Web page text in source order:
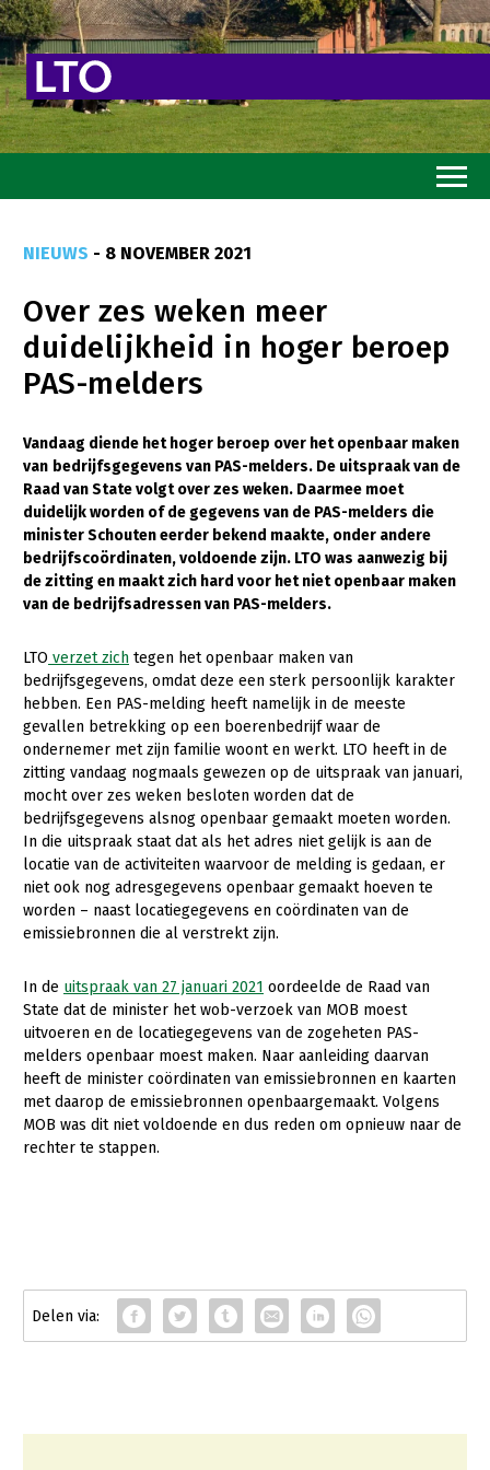
Goed eten
Mooi groen
Sterk ondernemerschap
Transitiepaden
Thema’s
Gezonde planten
Gezonde dieren
Natuur, klimaat en energie
Platteland en omgeving
Mens, ondernemerschap en onderwijs
Internationaal
Sectoren
Dier
Biologische Landbouw
Geitenhouderij
Konijnenhouderij
Melkveehouderij
Paardenhouderij
Pluimveehouderij
Plant
Akkerbouw
Multifunctionele landbouw
NIEUWS - 8 NOVEMBER 2021
Over zes weken meer
duidelijkheid in hoger beroep
PAS-melders
Vandaag diende het hoger beroep over het openbaar maken
van bedrijfsgegevens van PAS-melders. De uitspraak van de
Raad van State volgt over zes weken. Daarmee moet
duidelijk worden of de gegevens van de PAS-melders die
minister Schouten eerder bekend maakte, onder andere
bedrijfscoördinaten, voldoende zijn. LTO was aanwezig bij
de zitting en maakt zich hard voor het niet openbaar maken
van de bedrijfsadressen van PAS-melders.
LTO verzet zich tegen het openbaar maken van
bedrijfsgegevens, omdat deze een sterk persoonlijk karakter
hebben. Een PAS-melding heeft namelijk in de meeste
gevallen betrekking op een boerenbedrijf waar de
ondernemer met zijn familie woont en werkt. LTO heeft in de
zitting vandaag nogmaals gewezen op de uitspraak van januari,
mocht over zes weken besloten worden dat de
bedrijfsgegevens alsnog openbaar gemaakt moeten worden.
In die uitspraak staat dat als het adres niet gelijk is aan de
locatie van de activiteiten waarvoor de melding is gedaan, er
niet ook nog adresgegevens openbaar gemaakt hoeven te
worden – naast locatiegegevens en coördinaten van de
emissiebronnen die al verstrekt zijn.
In de uitspraak van 27 januari 2021 oordeelde de Raad van
State dat de minister het wob-verzoek van MOB moest
uitvoeren en de locatiegegevens van de zogeheten PAS-
melders openbaar moest maken. Naar aanleiding daarvan
heeft de minister coördinaten van emissiebronnen en kaarten
met daarop de emissiebronnen openbaargemaakt. Volgens
MOB was dit niet voldoende en dus reden om opnieuw naar de
rechter te stappen.